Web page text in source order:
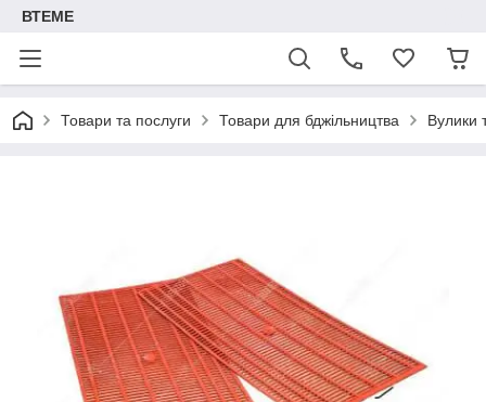
ВТЕМЕ
Товари та послуги Товари для бджільництва Вулики